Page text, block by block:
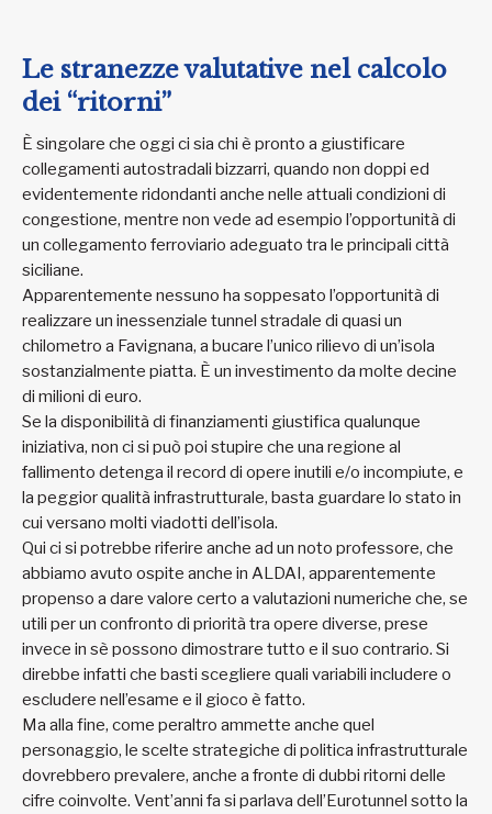
Le stranezze valutative nel calcolo
dei “ritorni”
È singolare che oggi ci sia chi è pronto a giustificare
collegamenti autostradali bizzarri, quando non doppi ed
evidentemente ridondanti anche nelle attuali condizioni di
congestione, mentre non vede ad esempio l’opportunità di
un collegamento ferroviario adeguato tra le principali città
siciliane.
Apparentemente nessuno ha soppesato l’opportunità di
realizzare un inessenziale tunnel stradale di quasi un
chilometro a Favignana, a bucare l’unico rilievo di un’isola
sostanzialmente piatta. È un investimento da molte decine
di milioni di euro.
Se la disponibilità di finanziamenti giustifica qualunque
iniziativa, non ci si può poi stupire che una regione al
fallimento detenga il record di opere inutili e/o incompiute, e
la peggior qualità infrastrutturale, basta guardare lo stato in
cui versano molti viadotti dell’isola.
Qui ci si potrebbe riferire anche ad un noto professore, che
abbiamo avuto ospite anche in ALDAI, apparentemente
propenso a dare valore certo a valutazioni numeriche che, se
utili per un confronto di priorità tra opere diverse, prese
invece in sè possono dimostrare tutto e il suo contrario. Si
direbbe infatti che basti scegliere quali variabili includere o
escludere nell’esame e il gioco è fatto.
Ma alla fine, come peraltro ammette anche quel
personaggio, le scelte strategiche di politica infrastrutturale
dovrebbero prevalere, anche a fronte di dubbi ritorni delle
cifre coinvolte. Vent’anni fa si parlava dell’Eurotunnel sotto la